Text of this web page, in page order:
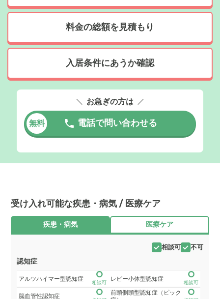
料金の総額を見積もり
入居条件にあうか確認
お急ぎの方は
無料 電話で問い合わせる
受け入れ可能な疾患・病気 / 医療ケア
疾患・病気 医療ケア
相談可 不可
認知症
アルツハイマー型認知症
相談可
レビー小体型認知症
相談可
脳血管性認知症
前頭側頭型認知症（ピック